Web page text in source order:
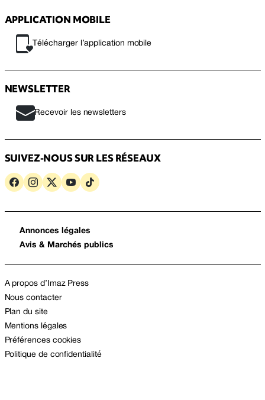
APPLICATION MOBILE
Télécharger l’application mobile
NEWSLETTER
Recevoir les newsletters
SUIVEZ-NOUS SUR LES RÉSEAUX
Annonces légales
Avis & Marchés publics
A propos d’Imaz Press
Nous contacter
Plan du site
Mentions légales
Préférences cookies
Politique de confidentialité